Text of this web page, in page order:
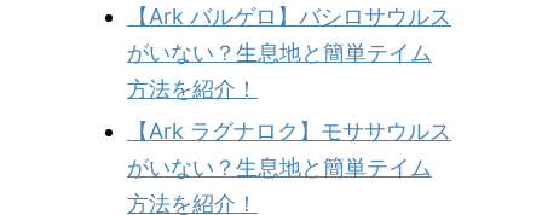
【Ark バルゲロ】バシロサウルス
がいない？生息地と簡単テイム
方法を紹介！
【Ark ラグナロク】モササウルス
がいない？生息地と簡単テイム
方法を紹介！